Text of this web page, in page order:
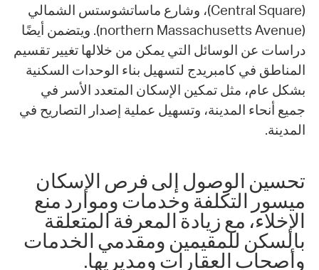
(Central Square)، وشارع ماساتشوستس الشمالي
(northern Massachusetts Avenue). ويتضمن أيضًا
دراسات عن الوسائل التي يمكن من خلالها تغيير تقسيم
المناطق في كامبريدج لتسهيل بناء الوحدات السكنية
بشكل عام، مثل تمكين الإسكان المتعدد الأسر في
جميع أنحاء المدينة، وتسهيل عملية إصدار التصاريح في
المدينة.
تحسين الوصول إلى فرص الإسكان
ميسور التكلفة وخدمات وموارد منع
الإخلاء، مع زيادة المعرفة المتعلقة
بالسكن للمقيمين ومقدمي الخدمات
وأصحاب العقارات ومديريها.